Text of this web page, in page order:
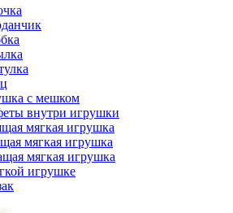
с мешком
внутри игрушки
мягкая игрушка
мягкая игрушка
мягкая игрушка
игрушке